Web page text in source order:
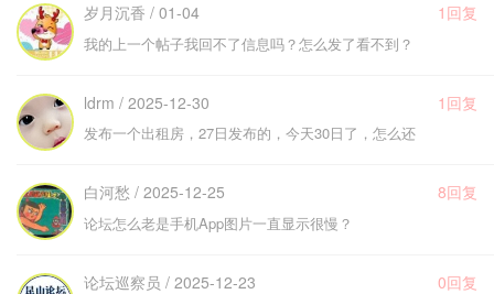
岁月沉香 / 01-04 1回复
我的上一个帖子我回不了信息吗？怎么发了看不到？
ldrm / 2025-12-30 1回复
发布一个出租房，27日发布的，今天30日了，怎么还
白河愁 / 2025-12-25 8回复
论坛怎么老是手机App图片一直显示很慢？
论坛巡察员 / 2025-12-23 0回复